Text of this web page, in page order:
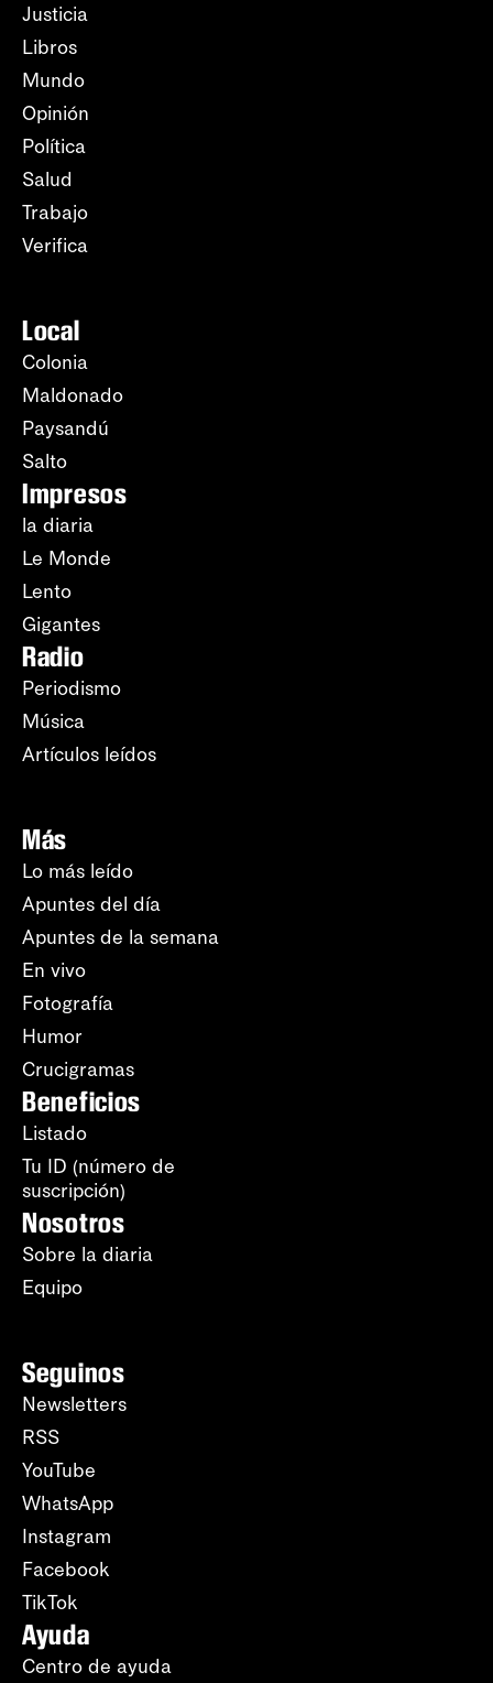
Justicia
Libros
Mundo
Opinión
Política
Salud
Trabajo
Verifica
Local
Colonia
Maldonado
Paysandú
Salto
Impresos
la diaria
Le Monde
Lento
Gigantes
Radio
Periodismo
Música
Artículos leídos
Más
Lo más leído
Apuntes del día
Apuntes de la semana
En vivo
Fotografía
Humor
Crucigramas
Beneficios
Listado
Tu ID (número de
suscripción)
Nosotros
Sobre la diaria
Equipo
Seguinos
Newsletters
RSS
YouTube
WhatsApp
Instagram
Facebook
TikTok
Ayuda
Centro de ayuda